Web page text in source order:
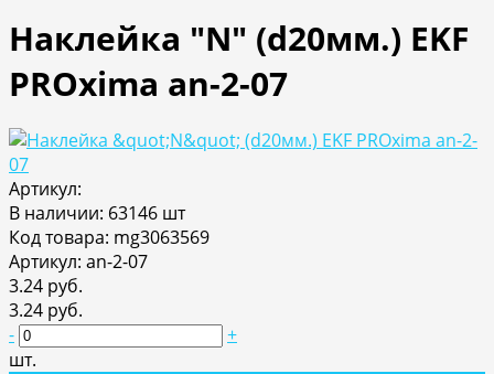
Наклейка "N" (d20мм.) EKF
PROxima an-2-07
Артикул:
В наличии: 63146 шт
Код товара: mg3063569
Артикул: an-2-07
3.24 руб.
3.24 руб.
-
+
шт.